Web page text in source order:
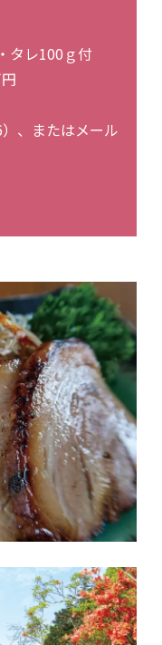
タレ100ｇ付
、またはメール